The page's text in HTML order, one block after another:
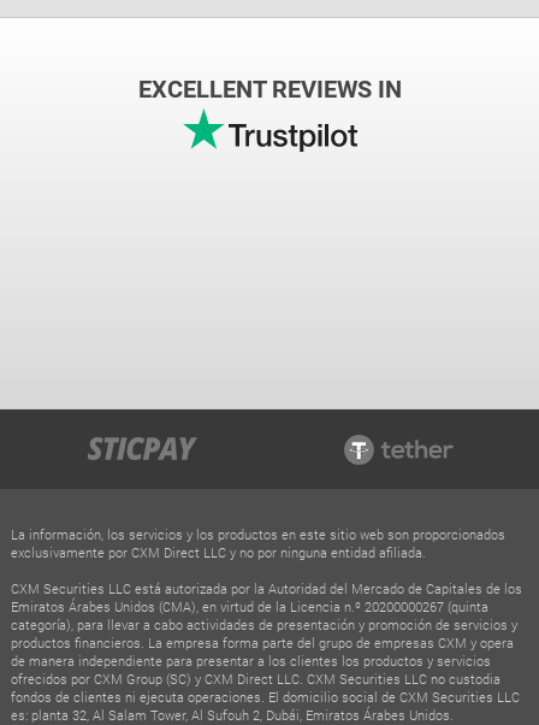
EXCELLENT REVIEWS IN
La información, los servicios y los productos en este sitio web son proporcionados
exclusivamente por CXM Direct LLC y no por ninguna entidad afiliada.
CXM Securities LLC está autorizada por la Autoridad del Mercado de Capitales de los
Emiratos Árabes Unidos (CMA), en virtud de la Licencia n.º 20200000267 (quinta
categoría), para llevar a cabo actividades de presentación y promoción de servicios y
productos financieros. La empresa forma parte del grupo de empresas CXM y opera
de manera independiente para presentar a los clientes los productos y servicios
ofrecidos por CXM Group (SC) y CXM Direct LLC. CXM Securities LLC no custodia
fondos de clientes ni ejecuta operaciones. El domicilio social de CXM Securities LLC
es: planta 32, Al Salam Tower, Al Sufouh 2, Dubái, Emiratos Árabes Unidos.